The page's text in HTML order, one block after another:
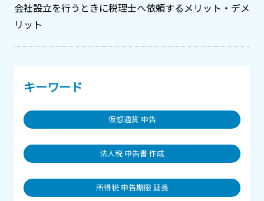
会社設立を行うときに税理士へ依頼するメリット・デメ
リット
キーワード
仮想通貨 申告
法人税 申告書 作成
所得税 申告期限 延長